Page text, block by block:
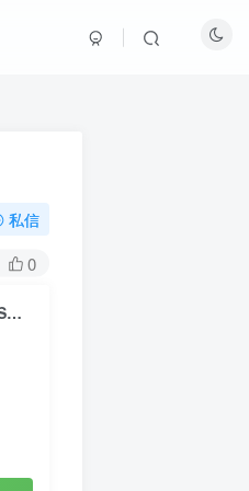
私信
0
齐柏林飞船 庆祝日 Led Zeppelin Celebration Day 2012伦敦演唱会《ISO 23.05G》